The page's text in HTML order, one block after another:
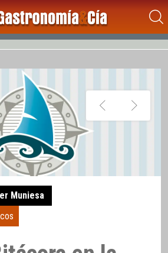
Muniesa